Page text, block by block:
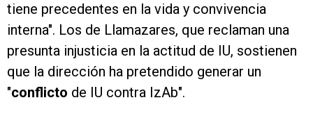
tiene precedentes en la vida y convivencia
interna". Los de Llamazares, que reclaman una
presunta injusticia en la actitud de IU, sostienen
que la dirección ha pretendido generar un
"conflicto de IU contra IzAb".